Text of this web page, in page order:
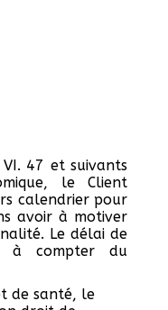
47 et suivants
le Client
calendrier pour
avoir à motiver
Le délai de
à compter du
de santé, le